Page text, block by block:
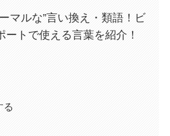
マルな”言い換え・類語！ビ
ートで使える言葉を紹介！